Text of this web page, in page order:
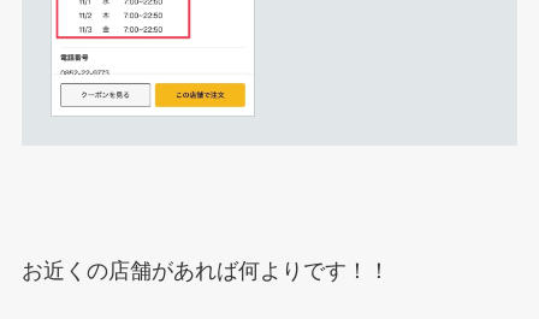
お近くの店舗があれば何よりです！！